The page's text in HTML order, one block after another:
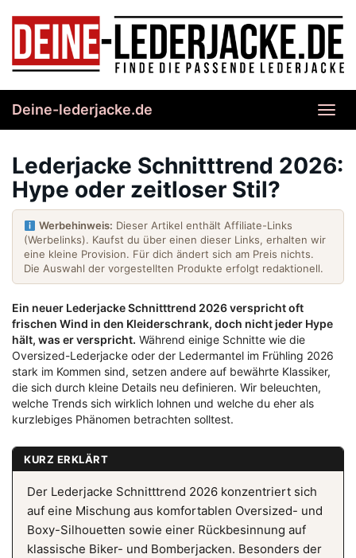
content
Deine-lederjacke.de
Lederjacke Schnitttrend 2026:
Hype oder zeitloser Stil?
Werbehinweis: Dieser Artikel enthält Affiliate-Links
(Werbelinks). Kaufst du über einen dieser Links, erhalten wir
eine kleine Provision. Für dich ändert sich am Preis nichts.
Die Auswahl der vorgestellten Produkte erfolgt redaktionell.
Ein neuer Lederjacke Schnitttrend 2026 verspricht oft
frischen Wind in den Kleiderschrank, doch nicht jeder Hype
hält, was er verspricht. Während einige Schnitte wie die
Oversized-Lederjacke oder der Ledermantel im Frühling 2026
stark im Kommen sind, setzen andere auf bewährte Klassiker,
die sich durch kleine Details neu definieren. Wir beleuchten,
welche Trends sich wirklich lohnen und welche du eher als
kurzlebiges Phänomen betrachten solltest.
KURZ ERKLÄRT
Der Lederjacke Schnitttrend 2026 konzentriert sich
auf eine Mischung aus komfortablen Oversized- und
Boxy-Silhouetten sowie einer Rückbesinnung auf
klassische Biker- und Bomberjacken. Besonders der